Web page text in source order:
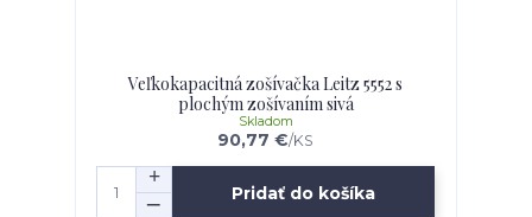
Veľkokapacitná zošívačka Leitz 5552 s
plochým zošívaním sivá
90,77 €/KS
Skladom
Pridať do košíka